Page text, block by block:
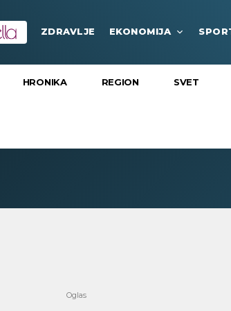
ZDRAVLJE EKONOMIJA
HRONIKA REGION SVET